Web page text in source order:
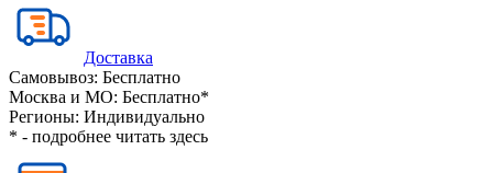
Доставка
Самовывоз: Бесплатно
Москва и МО: Бесплатно*
Регионы: Индивидуально
* - подробнее читать здесь